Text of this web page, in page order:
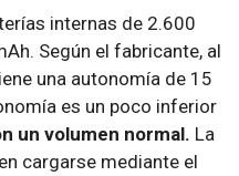
internas de 2.600
Según el fabricante, al
una autonomía de 15
es un poco inferior
un volumen normal. La
cargarse mediante el